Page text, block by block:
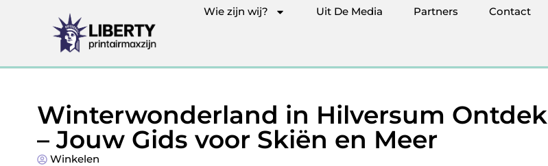
Wie zijn wij? Uit De Media Partners Contact
Winterwonderland in Hilversum
– Jouw Gids voor Skiën en Meer
Winkelen